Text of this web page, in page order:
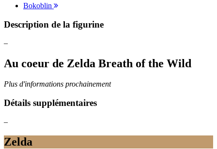
Bokoblin
Description de la figurine
–
Au coeur de Zelda Breath of the Wild
Plus d'informations prochainement
Détails supplémentaires
–
Zelda